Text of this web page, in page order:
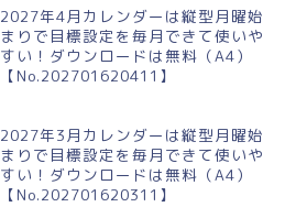
2027年4月カレンダーは縦型月曜始
まりで目標設定を毎月できて使いや
すい！ダウンロードは無料（A4）
【No.202701620411】
2027年3月カレンダーは縦型月曜始
まりで目標設定を毎月できて使いや
すい！ダウンロードは無料（A4）
【No.202701620311】